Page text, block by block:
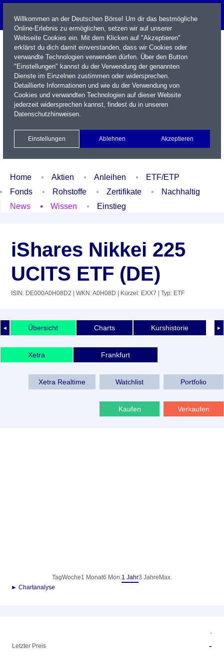
Name / WKN / ISIN / Kürzel
Xetra Realtime
Watchlist Portfolio Login
Home Aktien Anleihen
ETF/ETP
Fonds
Rohstoffe Zertifikate
Nachhaltig
News
Wissen Einstieg
iShares Nikkei 225
UCITS ETF (DE)
ISIN: DE000A0H08D2 | WKN: A0H08D | Kürzel: EXX7 | Typ: ETF
◄ ►
Übersicht Charts Kurshistorie
Xetra Frankfurt
Xetra Realtime Watchlist Portfolio
Kaufen Verkaufen
TagWoche1 Monat6 Mon.1 Jahr3 Jahre Max.
► Chartanalyse
-
Letzter Preis
-
Willkommen an der Deutschen Börse! Um dir das bestmögliche
Online-Erlebnis zu ermöglichen, setzen wir auf unserer
Webseite Cookies ein. Mit dem Klicken auf "Akzeptieren"
erklärst du dich damit einverstanden, dass wir Cookies oder
verwandte Technologien verwenden dürfen. Über den Button
"Einstellungen" kannst du der Verwendung der genannten
Dienste im Einzelnen zustimmen oder widersprechen.
Detaillierte Informationen und wie du der Verwendung von
Cookies und verwandten Technologien auf dieser Website
jederzeit widersprechen kannst, findest du in unseren
Datenschutzhinweisen.
Einstellungen Ablehnen Akzeptieren